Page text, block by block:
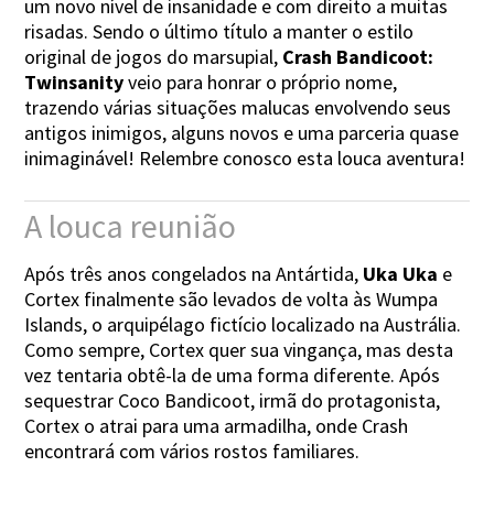
um novo nível de insanidade e com direito a muitas
risadas. Sendo o último título a manter o estilo
original de jogos do marsupial, Crash Bandicoot:
Twinsanityveio para honrar o próprio nome,
trazendo várias situações malucas envolvendo seus
antigos inimigos, alguns novos e uma parceria quase
inimaginável! Relembre conosco esta louca aventura!
A louca reunião
Após três anos congelados na Antártida, Uka Uka e
Cortex finalmente são levados de volta às Wumpa
Islands, o arquipélago fictício localizado na Austrália.
Como sempre, Cortex quer sua vingança, mas desta
vez tentaria obtê-la de uma forma diferente. Após
sequestrar Coco Bandicoot, irmã do protagonista,
Cortex o atrai para uma armadilha, onde Crash
encontrará com vários rostos familiares.